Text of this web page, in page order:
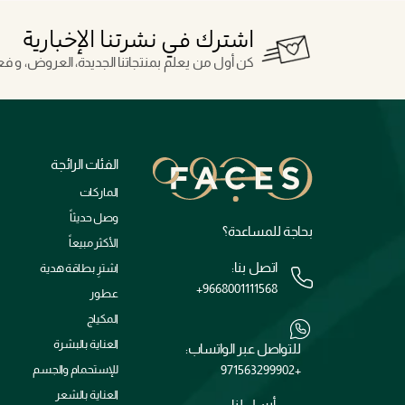
اشترك في نشرتنا الإخبارية
كن أول من يعلم بمنتجاتنا الجديدة، العروض، و
بحاجة للمساعدة؟
اتصل بنا:
+9668001111568
للتواصل عبر الواتساب:
+971563299902
الفئات الرائجة
الماركات
وصل حديثاً
الأكثر مبيعاً
اشترِ بطاقة هدية
عطور
المكياج
العناية بالبشرة
للإستحمام والجسم
العناية بالشعر